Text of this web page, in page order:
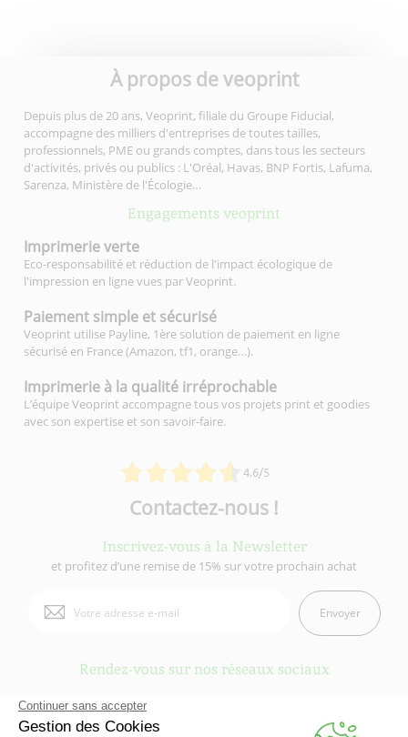
À propos de veoprint
Depuis plus de 20 ans, Veoprint, filiale du Groupe Fiducial,
accompagne des milliers d'entreprises de toutes tailles,
professionnels, PME ou grands comptes, dans tous les secteurs
d'activités, privés ou publics : L'Oréal, Havas, BNP Fortis, Lafuma,
Sarenza, Ministère de l'Écologie…
Engagements veoprint
4.6/5
Imprimerieverte
Eco-responsabilité et réduction de l'impact écologique de
l'impression en ligne vues par Veoprint.
Paiement simple et sécurisé
Veoprint utilise Payline, 1ère solution de paiement en ligne
sécurisé en France (Amazon, tf1, orange…).
Imprimerie à la qualité irréprochable
L’équipe Veoprint accompagne tous vos projets print et goodies
avec son expertise et son savoir-faire.
Contactez-nous !
Inscrivez-vous à la Newsletter
et profitez d’une remise de 15% sur votre prochain achat
Envoyer
Rendez-vous sur nos réseaux sociaux